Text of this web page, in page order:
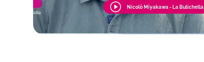
Nicolò Miyakawa - La Bulichella